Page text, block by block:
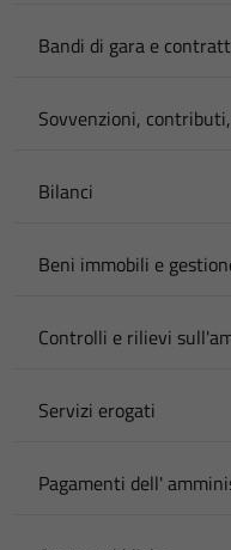
Bandi di gara e
Sovvenzioni,
Bilanci
Beni immobili e
Controlli e rilievi
Servizi erogati
Pagamenti dell'